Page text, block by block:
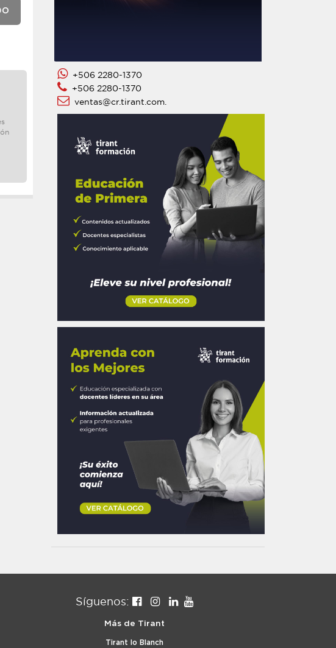
+506 2280-1370
+506 2280-1370
ventas@cr.tirant.com.
Síguenos:
Más de Tirant
Tirant lo Blanch